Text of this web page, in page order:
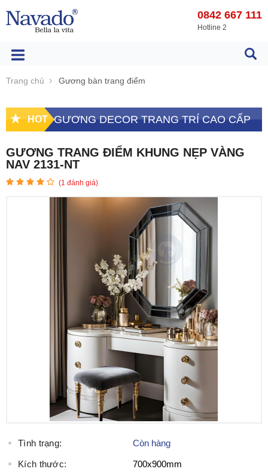
0842 667 111
Hotline 2
Trang chủ Gương bàn trang điểm
HOT GƯƠNG DECOR TRANG TRÍ CAO CẤP
GƯƠNG TRANG ĐIỂM KHUNG NẸP VÀNG
NAV 2131-NT
(1 đánh giá)
Tình trạng: Còn hàng
Kích thước: 700x900mm